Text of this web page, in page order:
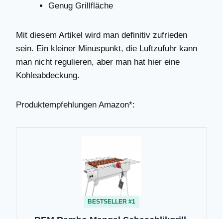
Genug Grillfläche
Mit diesem Artikel wird man definitiv zufrieden
sein. Ein kleiner Minuspunkt, die Luftzufuhr kann
man nicht regulieren, aber man hat hier eine
Kohleabdeckung.
Produktempfehlungen Amazon*:
BESTSELLER #1